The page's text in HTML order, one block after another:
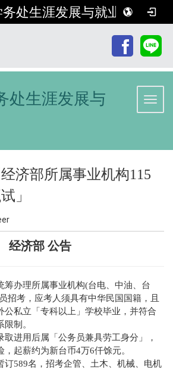
处生涯发展与就业辅导组
处生涯发展与
济部所属事业机构115
」
经济部 公告
筹办理所属事业机构(台电、中油、台
招考，应考人须具有中华民国国籍，且
公私立「专科以上」学校毕业，并符合
制。
取进用后属「公务员兼具劳工身分」，
起薪约为新台币4万6仟馀元。
订589名，招考企管、土木、机械、电机